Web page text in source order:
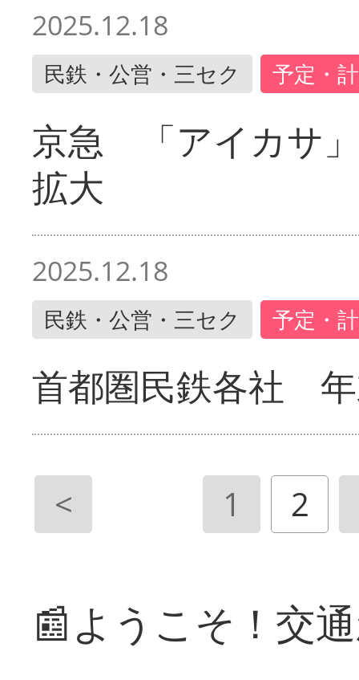
2025.12.18
民鉄・公営・三セク 予定・
京急 「アイカサ
拡大
2025.12.18
民鉄・公営・三セク 予定・
首都圏民鉄各社
< 1 2
📰ようこそ！交